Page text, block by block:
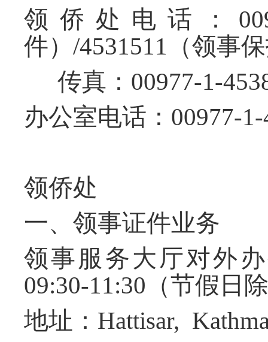
领侨处电话：
件） /4531511 （领事
传真： 00977-1-
办公室电话： 00977-
领侨处
一、领事证件业务
领事服务大厅对外
09:30-11:30 （节假日
地址： Hattisar,